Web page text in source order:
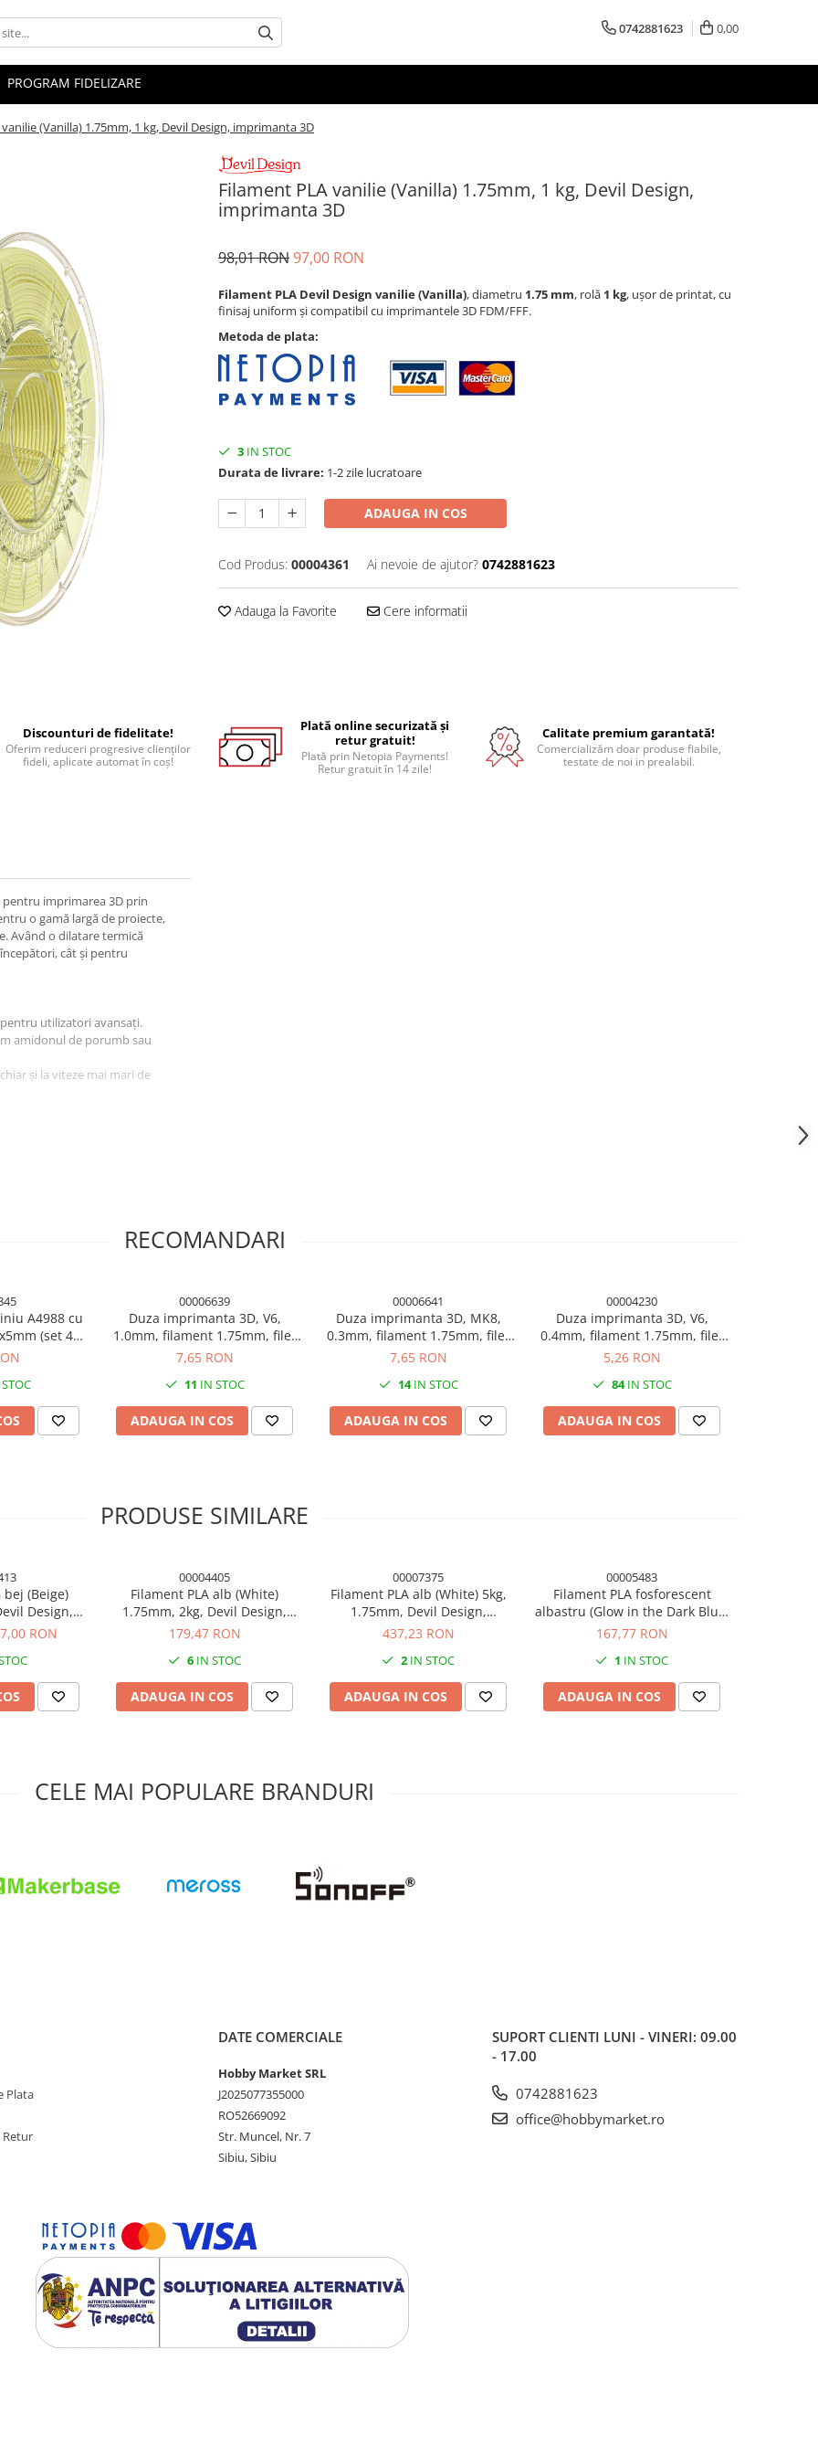
0742881623 0,00
PROGRAM FIDELIZARE
(Vanilla) 1.75mm, 1 kg, Devil Design, imprimanta 3D
Filament PLA vanilie (Vanilla) 1.75mm, 1 kg, Devil Design,
imprimanta 3D
98,01 RON97,00 RON
Filament PLA Devil Design vanilie (Vanilla), diametru 1.75 mm, rolă 1 kg, ușor de printat, cu
finisaj uniform și compatibil cu imprimantele 3D FDM/FFF.
Metoda de plata:
3 IN STOC
Durata de livrare: 1-2 zile lucratoare
ADAUGA IN COS
Cod Produs: 00004361 Ai nevoie de ajutor? 0742881623
Adauga la Favorite Cere informatii
Discounturi de fidelitate!
Oferim reduceri progresive clienților
fideli, aplicate automat în coș!
Plată online securizată și
retur gratuit!
Plată prin Netopia Payments!
Retur gratuit în 14 zile!
Calitate premium garantată!
Comercializăm doar produse fiabile,
testate de noi in prealabil.
imprimarea 3D prin
o gamă largă de proiecte,
Având o dilatare termică
cât și pentru
utilizatori avansați.
amidonul de porumb sau
și la viteze mai mari de
mecanice reduse,
recomandate pentru
este de 1,4 kg.
RECOMANDARI
A4988 cu
(set 4
00006639
Duza imprimanta 3D, V6,
1.0mm, filament 1.75mm, filet
M6, hexagon 7mm, otel
7,65 RON
11 IN STOC
ADAUGA IN COS
00006641
Duza imprimanta 3D, MK8,
0.3mm, filament 1.75mm, filet
M6, hexagon 7mm, otel
7,65 RON
14IN STOC
ADAUGA IN COS
00004230
Duza imprimanta 3D, V6,
0.4mm, filament 1.75mm, filet
M6, hexagon 7mm, alama
5,26 RON
84IN STOC
ADAUGA IN COS
PRODUSE SIMILARE
bej (Beige)
Design,
3DRON
00004405
Filament PLA alb (White)
1.75mm, 2kg, Devil Design,
imprimanta 3D
179,47 RON
6 IN STOC
ADAUGA IN COS
00007375
Filament PLA alb (White) 5kg,
1.75mm, Devil Design,
imprimanta 3D
437,23 RON
2 IN STOC
ADAUGA IN COS
00005483
Filament PLA fosforescent
albastru (Glow in the Dark Blue)
1.75mm, 1 kg, Devil Design,
167,77 RON
1 IN STOC
ADAUGA IN COS
CELE MAI POPULARE BRANDURI
Plata
Retur
DATE COMERCIALE
Hobby Market SRL
J2025077355000
RO52669092
Str. Muncel, Nr. 7
Sibiu, Sibiu
SUPORT CLIENTI LUNI - VINERI: 09.00
- 17.00
0742881623
office@hobbymarket.ro